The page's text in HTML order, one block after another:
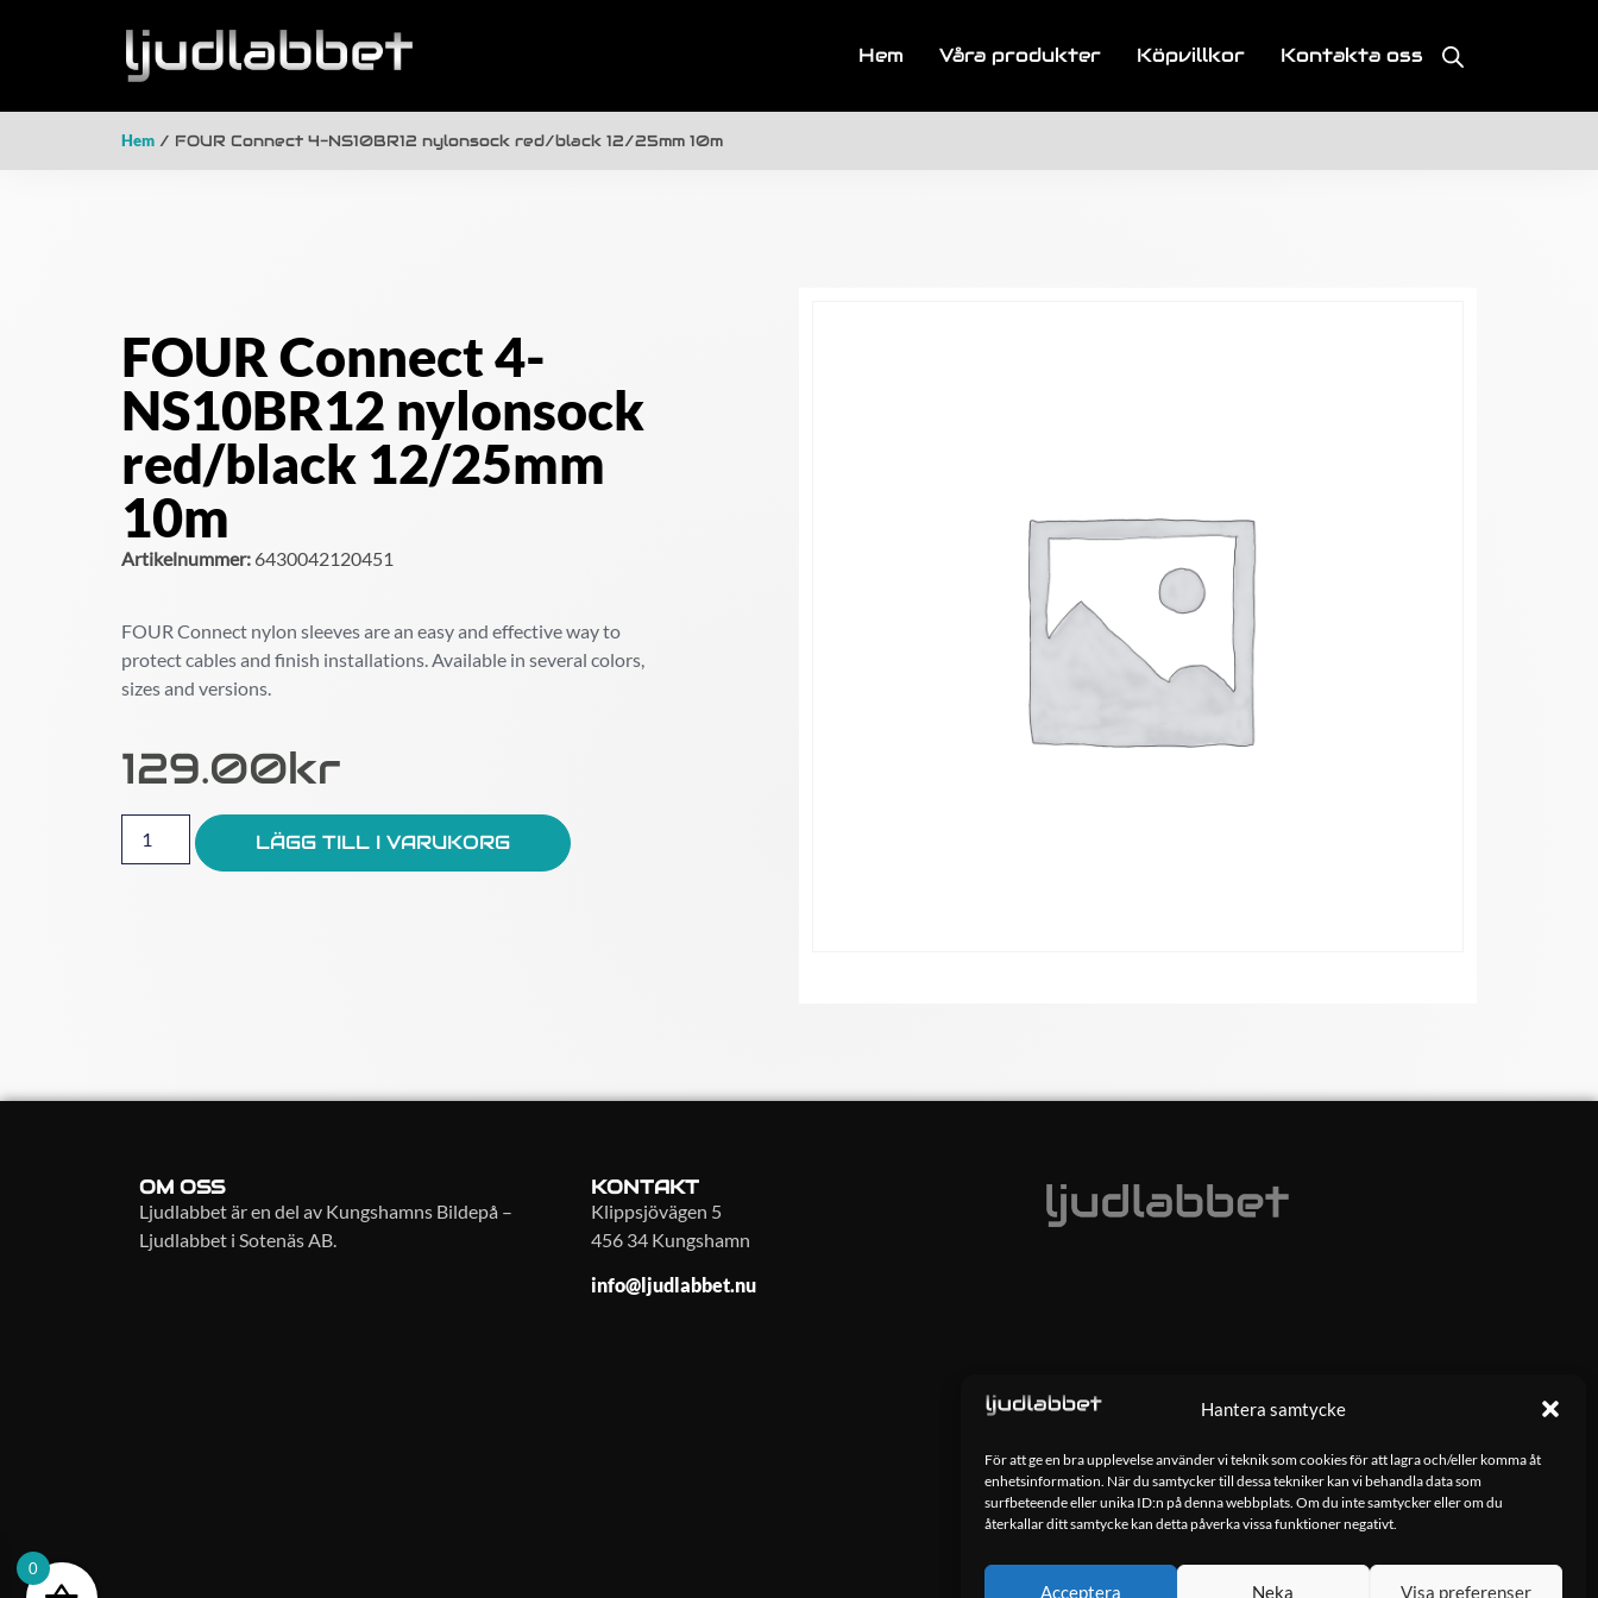
Hantera samtycke
För att ge en bra upplevelse använder vi teknik som cookies för att lagra och/eller komma åt
enhetsinformation. När du samtycker till dessa tekniker kan vi behandla data som
surfbeteende eller unika ID:n på denna webbplats. Om du inte samtycker eller om du
återkallar ditt samtycke kan detta påverka vissa funktioner negativt.
Acceptera Neka Visa preferenser
Hem Våra produkter Köpvillkor Kontakta oss
Hem / FOUR Connect 4-NS10BR12 nylonsock red/black 12/25mm 10m
FOUR Connect 4-
NS10BR12 nylonsock
red/black 12/25mm
10m
Artikelnummer: 6430042120451
FOUR Connect nylon sleeves are an easy and effective way to
protect cables and finish installations. Available in several colors,
sizes and versions.
129.00Kr
LÄGG TILL I VARUKORG
OM OSS
Ljudlabbet är en del av Kungshamns Bildepå –
Ljudlabbet i Sotenäs AB.
KONTAKT
Klippsjövägen 5
456 34 Kungshamn
info@ljudlabbet.nu
0